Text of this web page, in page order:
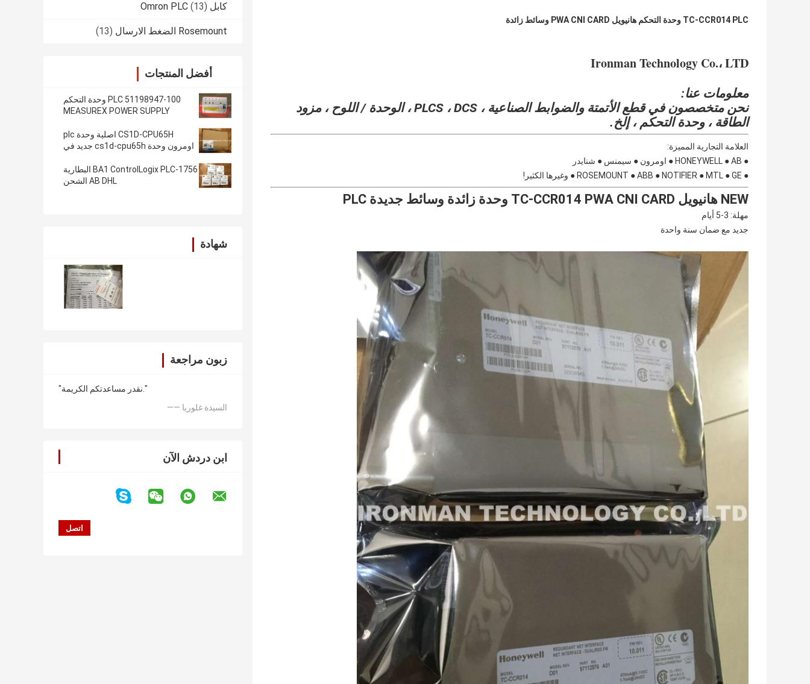
كابل Omron PLC (13)
Rosemount الضغط الارسال (13)
أفضل المنتجات
51198947-100 PLC وحدة التحكم
MEASUREX POWER SUPPLY
CS1D-CPU65H اصلية وحدة plc
اومرون وحدة cs1d-cpu65h جديد في
1756-BA1 ControlLogix PLC البطارية
AB DHL الشحن
شهادة
زبون مراجعة
"نقدر مساعدتكم الكريمة."
—— السيدة غلوريا
ابن دردش الآن
TC-CCR014 PLC وحدة التحكم هانيويل PWA CNI CARD وسائط زائدة
Ironman Technology Co.، LTD
معلومات عنا:
نحن متخصصون في قطع الأتمتة والضوابط الصناعية ، PLCS ، DCS ، الوحدة / اللوح ، مزود
الطاقة ، وحدة التحكم ، إلخ.
العلامة التجارية المميزة:
● HONEYWELL ● AB ● اومرون ● سيمنس ● شنايدر
● ROSEMOUNT ● ABB ● NOTIFIER ● MTL ● GE ● وغيرها الكثير!
NEW هانيويل TC-CCR014 PWA CNI CARD وحدة زائدة وسائط جديدة PLC
مهلة: 3-5 أيام
جديد مع ضمان سنة واحدة